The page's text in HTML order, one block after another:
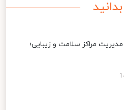
مراکز سلامت و زیبایی؛